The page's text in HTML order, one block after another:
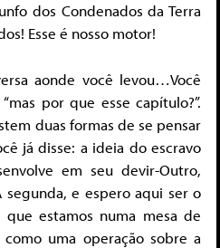
dos Condenados da Terra
Esse é nosso motor!
aonde você levou…Você
por que esse capítulo?”.
duas formas de se pensar
já disse: a ideia do escravo
em seu devir-Outro,
segunda, e espero aqui ser o
estamos numa mesa de
uma operação sobre a